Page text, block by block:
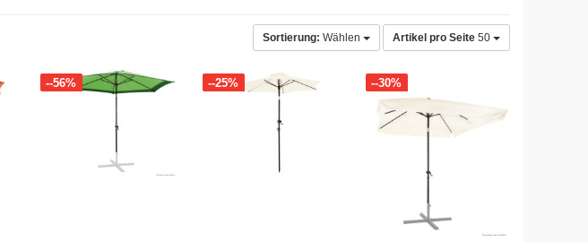
Sortierung: Wählen Artikel pro Seite 50
--56% --25% --30%